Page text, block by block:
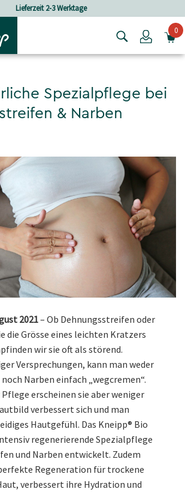
Lieferzeit 2-3 Werktage
Login0
Spezialpflege bei
& Narben
2021– Ob Dehnungsstreifen oder
die Grösse eines leichten Kratzers
wir sie oft als störend.
Versprechungen, kann man weder
Narben einfach „wegcremen“.
erscheinen sie aber weniger
verbessert sich und man
Hautgefühl. Das Kneipp® Bio
regenerierende Spezialpflege
und Narben entwickelt. Zudem
Regeneration für trockene
verbessert ihre Hydration und